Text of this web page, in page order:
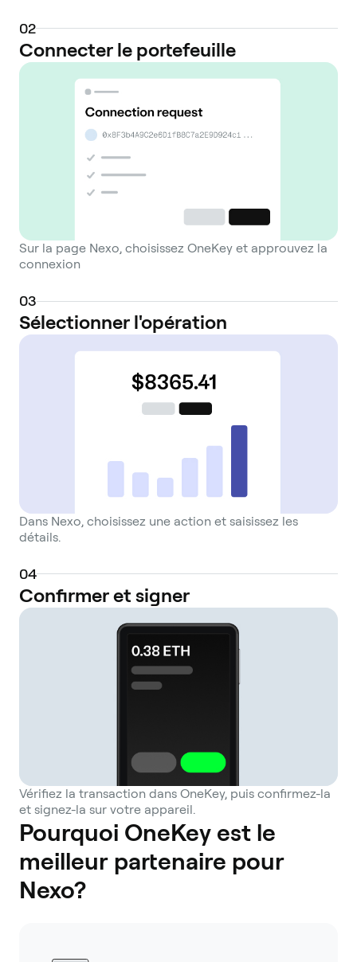
02
Connecter le portefeuille
Sur la page Nexo, choisissez OneKey et approuvez la
connexion
03
Sélectionner l'opération
Dans Nexo, choisissez une action et saisissez les
détails.
04
Confirmer et signer
Vérifiez la transaction dans OneKey, puis confirmez-la
et signez-la sur votre appareil.
Pourquoi OneKey est le
meilleur partenaire pour
Nexo?